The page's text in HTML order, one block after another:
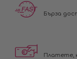
Бърза
Платете,